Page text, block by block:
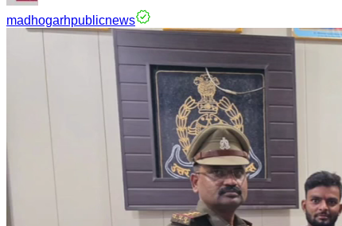
madhogarhpublicnews